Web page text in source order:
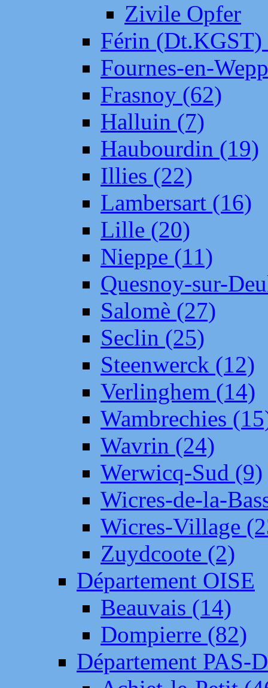
Zivile Opfer
Férin (Dt.KGST)
Fournes-en-
Frasnoy (62)
Halluin (7)
Haubourdin (19)
Illies (22)
Lambersart (16)
Lille (20)
Nieppe (11)
Quesnoy-sur-
Salomè (27)
Seclin (25)
Steenwerck (12)
Verlinghem (14)
Wambrechies
Wavrin (24)
Werwicq-Sud (9)
Wicres-de-la-
Wicres-Village
Zuydcoote (2)
Département OISE
Beauvais (14)
Dompierre (82)
Département PAS-